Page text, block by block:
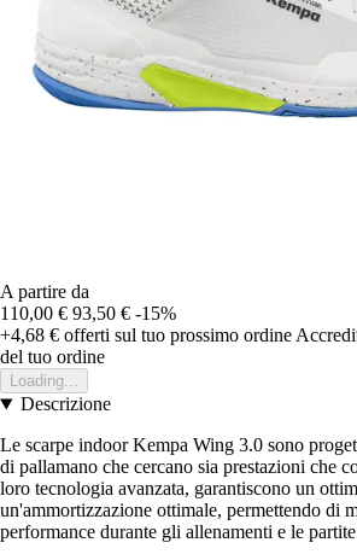
A partire da
110,00 € 93,50 € -15%
+4,68 € offerti sul tuo prossimo ordine
del tuo ordine
Loading...
Descrizione
Le scarpe indoor Kempa Wing 3.0 sono
di pallamano che cercano sia prestazioni che
loro tecnologia avanzata, garantiscono un
un'ammortizzazione ottimale, permettendo di
performance durante gli allenamenti e le